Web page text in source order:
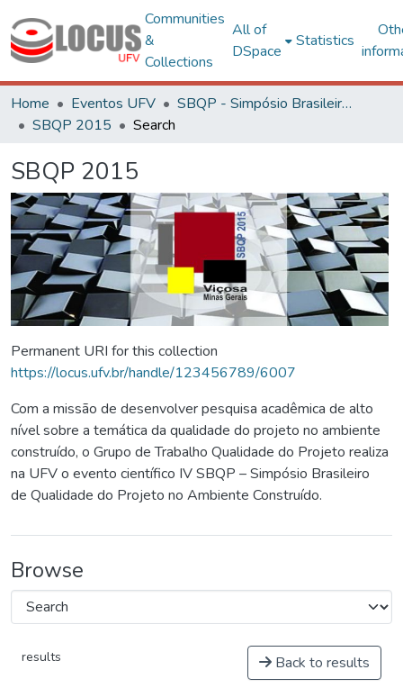
Communities
&
Collections
All of
DSpace
Statistics
Home Eventos UFV
SBQP - Simpósio Brasileiro de Qualidade do Projeto no Ambiente Construído
SBQP 2015
Search
SBQP 2015
Permanent URI for this collection
https://locus.ufv.br/handle/123456789/6007
Com a missão de desenvolver pesquisa acadêmica de alto
nível sobre a temática da qualidade do projeto no ambiente
construído, o Grupo de Trabalho Qualidade do Projeto realiza
na UFV o evento científico IV SBQP – Simpósio Brasileiro
de Qualidade do Projeto no Ambiente Construído.
Browse
results Back to results